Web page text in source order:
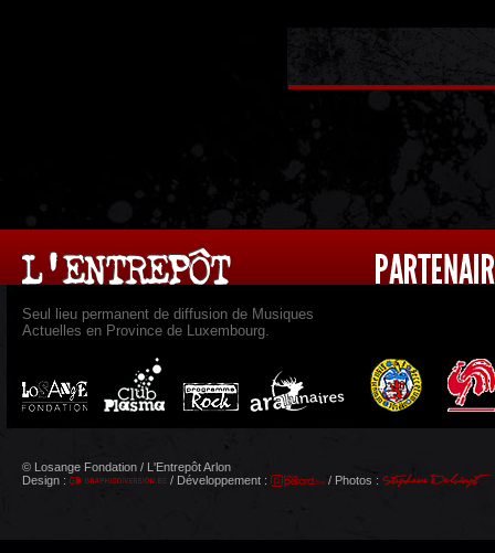
Seul lieu permanent de diffusion de Musiques
Actuelles en Province de Luxembourg.
© Losange Fondation / L'Entrepôt Arlon
Design :
/ Développement : / Photos :